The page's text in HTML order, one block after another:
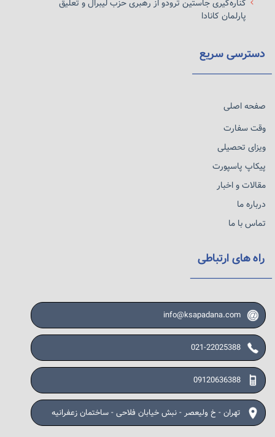
کناره‌گیری جاستین ترودو از رهبری حزب لیبرال و تعلیق
پارلمان کانادا
دسترسی سریع
صفحه اصلی
وقت سفارت
ویزای تحصیلی
پیکاپ پاسپورت
مقالات و اخبار
درباره ما
تماس با ما
راه های ارتباطی
info@ksapadana.com
021-22025388
09120636388
تهران - خ ولیعصر - نبش خیابان فلاحی - ساختمان زعفرانیه